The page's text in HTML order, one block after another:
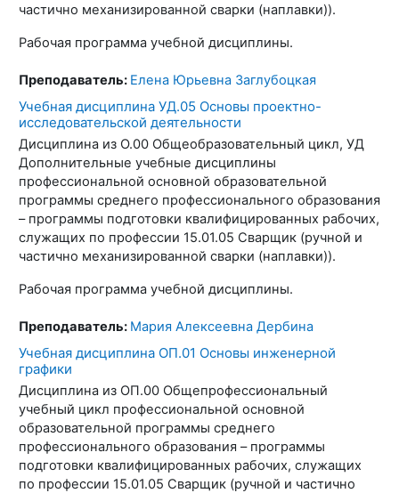
частично механизированной сварки (наплавки)).
Рабочая программа учебной дисциплины.
Преподаватель: Елена Юрьевна Заглубоцкая
Учебная дисциплина УД.05 Основы проектно-
исследовательской деятельности
Дисциплина из О.00 Общеобразовательный цикл, УД
Дополнительные учебные дисциплины
профессиональной основной образовательной
программы среднего профессионального образования
– программы подготовки квалифицированных рабочих,
служащих по профессии 15.01.05 Сварщик (ручной и
частично механизированной сварки (наплавки)).
Рабочая программа учебной дисциплины.
Преподаватель: Мария Алексеевна Дербина
Учебная дисциплина ОП.01 Основы инженерной
графики
Дисциплина из ОП.00 Общепрофессиональный
учебный цикл профессиональной основной
образовательной программы среднего
профессионального образования – программы
подготовки квалифицированных рабочих, служащих
по профессии 15.01.05 Сварщик (ручной и частично